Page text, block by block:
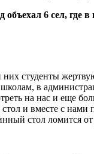
объехал 6 сел, где
студенты
в
на нас и еще
и вместе с
стол ломится